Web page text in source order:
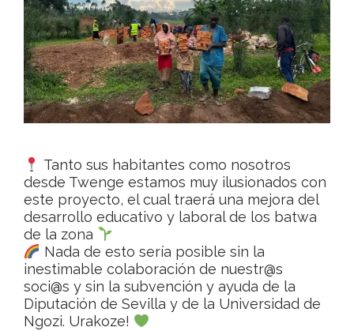
Tanto sus habitantes como nosotros
desde Twenge estamos muy ilusionados con
este proyecto, el cual traerá una mejora del
desarrollo educativo y laboral de los batwa
de la zona
Nada de esto sería posible sin la
inestimable colaboración de nuestr@s
soci@s y sin la subvención y ayuda de la
Diputación de Sevilla y de la Universidad de
Ngozi. Urakoze!